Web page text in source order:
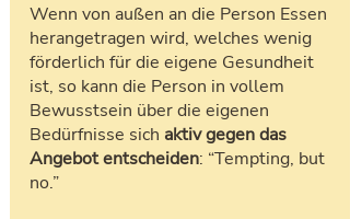
Wenn von außen an die Person Essen
herangetragen wird, welches wenig
förderlich für die eigene Gesundheit
ist, so kann die Person in vollem
Bewusstsein über die eigenen
Bedürfnisse sich aktiv gegen das
Angebot entscheiden: “Tempting, but
no.”